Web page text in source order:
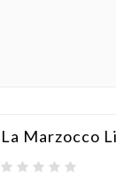
La Marzocco